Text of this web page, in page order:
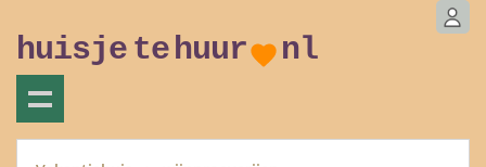
huisje tehuur nl